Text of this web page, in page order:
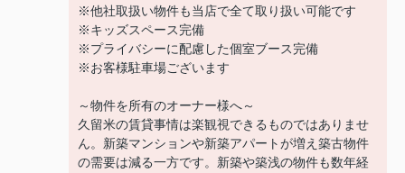
※他社取扱い物件も当店で全て取り扱い可能です
※キッズスペース完備
※プライバシーに配慮した個室ブース完備
※お客様駐車場ございます
～物件を所有のオーナー様へ～
久留米の賃貸事情は楽観視できるものではありませ
ん。新築マンションや新築アパートが増え築古物件
の需要は減る一方です。新築や築浅の物件も数年経